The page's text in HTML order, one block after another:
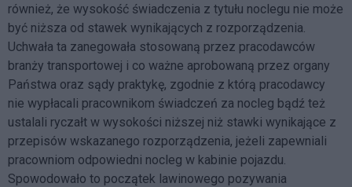
również, że wysokość świadczenia z tytułu noclegu nie może
być niższa od stawek wynikających z rozporządzenia.
Uchwała ta zanegowała stosowaną przez pracodawców
branży transportowej i co ważne aprobowaną przez organy
Państwa oraz sądy praktykę, zgodnie z którą pracodawcy
nie wypłacali pracownikom świadczeń za nocleg bądź też
ustalali ryczałt w wysokości niższej niż stawki wynikające z
przepisów wskazanego rozporządzenia, jeżeli zapewniali
pracowniom odpowiedni nocleg w kabinie pojazdu.
Spowodowało to początek lawinowego pozywania